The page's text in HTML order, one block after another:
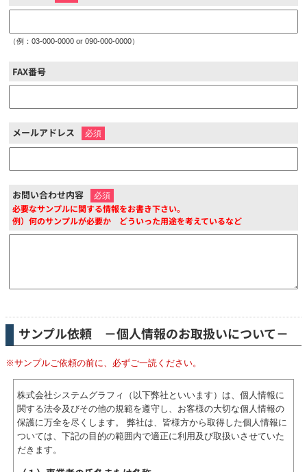
（例：03-000-0000 or 090-000-0000）
FAX番号
メールアドレス ※
お問い合わせ内容 ※
必要なサンプルに関する情報をお書き下さい。
例）何のサンプルが必要か どういった用途を考えているなど
サンプル依頼 －個人情報のお取扱いについて－
※サンプルご依頼の前に、必ずご一読ください。
株式会社システムグラフィ（以下弊社といいます）は、個人情報に
関する法令及びその他の規範を遵守し、お客様の大切な個人情報の
保護に万全を尽くします。 弊社は、皆様方から取得した個人情報に
ついては、下記の目的の範囲内で適正に利用及び取扱いさせていた
だきます。